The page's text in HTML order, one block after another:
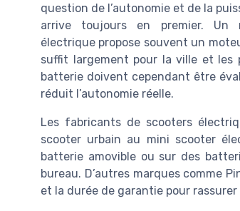
question de l’autonomie et de la
arrive toujours en premier. Un
électrique propose souvent un
suffit largement pour la ville et les
batterie doivent cependant être
réduit l’autonomie réelle.
Les fabricants de scooters
scooter urbain au mini scooter
batterie amovible ou sur des
bureau. D’autres marques comme
et la durée de garantie pour